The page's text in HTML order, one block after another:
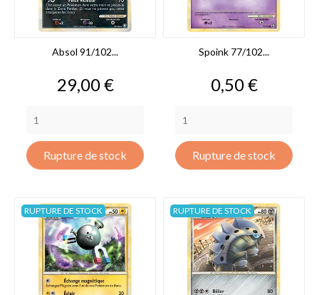
Absol 91/102...
Prix
29,00 €
Rupture de stock
Spoink 77/102...
Prix
0,50 €
Rupture de stock
RUPTURE DE STOCK RUPTURE DE STOCK